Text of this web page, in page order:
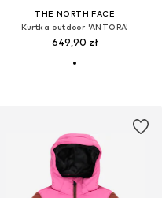
THE NORTH FACE
Kurtka outdoor 'ANTORA'
649,90 zł